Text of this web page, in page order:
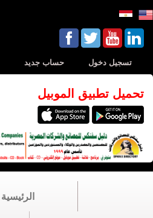
تسجيل دخول حساب جديد
تحميل تطبيق الموبيل
الرئيسية